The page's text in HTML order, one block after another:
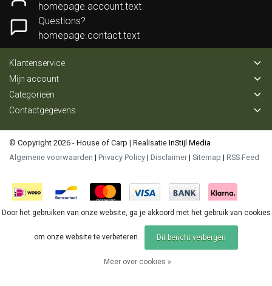
homepage.account.text
Questions?
homepage.contact.text
Klantenservice
Mijn account
Categorieën
Contactgegevens
© Copyright 2026 - House of Carp | Realisatie InStijl Media
Algemene voorwaarden | Privacy Policy | Disclaimer | Sitemap | RSS Feed
Door het gebruiken van onze website, ga je akkoord met het gebruik van cookies
om onze website te verbeteren. Dit bericht verbergen
Meer over cookies »